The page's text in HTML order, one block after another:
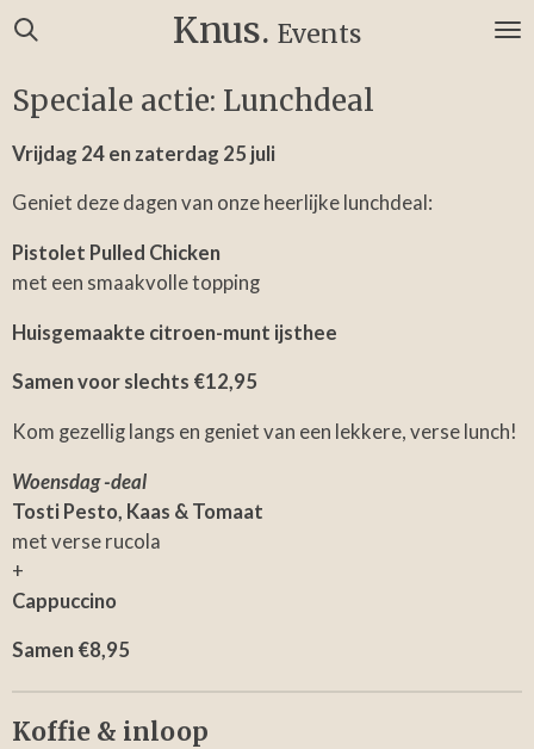
Ga
naar
de
hoofdinhoud
Knus. Events
Speciale actie: Lunchdeal
Vrijdag 24 en zaterdag 25 juli
Geniet deze dagen van onze heerlijke lunchdeal:
Pistolet Pulled Chicken
met een smaakvolle topping
Huisgemaakte citroen-munt ijsthee
Samen voor slechts €12,95
Kom gezellig langs en geniet van een lekkere, verse lunch!
Woensdag -deal
Tosti Pesto, Kaas & Tomaat
met verse rucola
+
Cappuccino
Samen €8,95
Koffie & inloop